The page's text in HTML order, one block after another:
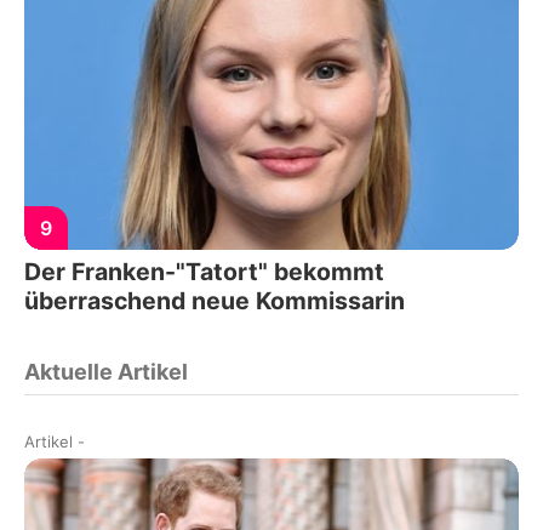
9
Der Franken-"Tatort" bekommt
überraschend neue Kommissarin
Aktuelle Artikel
Artikel -